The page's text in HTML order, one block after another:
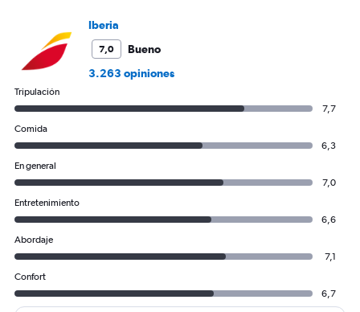
Iberia
7,0
Bueno
3.263 opiniones
Tripulación
7,7
Comida
6,3
En general
7,0
Entretenimiento
6,6
Abordaje
7,1
Confort
6,7